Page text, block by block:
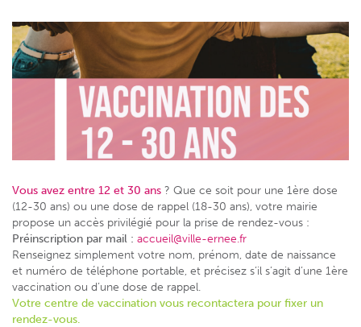
Vous avez entre 12 et 30 ans ? Que ce soit pour une 1ère dose
(12-30 ans) ou une dose de rappel (18-30 ans), votre mairie
propose un accès privilégié pour la prise de rendez-vous :
Préinscription par mail : accueil@ville-ernee.fr
Renseignez simplement votre nom, prénom, date de naissance
et numéro de téléphone portable, et précisez s’il s’agit d’une 1ère
vaccination ou d’une dose de rappel.
Votre centre de vaccination vous recontactera pour fixer un
rendez-vous.